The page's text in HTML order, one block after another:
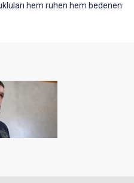
hem ruhen hem bedenen